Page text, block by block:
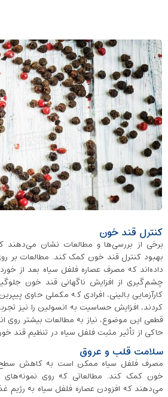
کنترل قند خون
برخی از بررسی‌ها و مطالعات نشان می‌دهند
بهبود کنترل قند خون کمک کند. مطالعات بر
داده‌اند که مصرف عصاره فلفل سیاه بعد از
چشم‌گیری از افزایش ناگهانی قند خون
کارآزمایی بالینی، افرادی که مکملی حاوی
کردند، افزایش حساسیت به انسولین را نیز
قطعی این موضوع، نیاز به مطالعات بیشتر روی
حاکی از تأثیر مثبت فلفل سیاه در تنظیم قند
سلامت قلب و عروق
مصرف فلفل سیاه ممکن است به کاهش سطح
خون کمک کند. مطالعاتی که روی نمونه‌های
می‌دهند که افزودن عصاره فلفل سیاه به رژیم